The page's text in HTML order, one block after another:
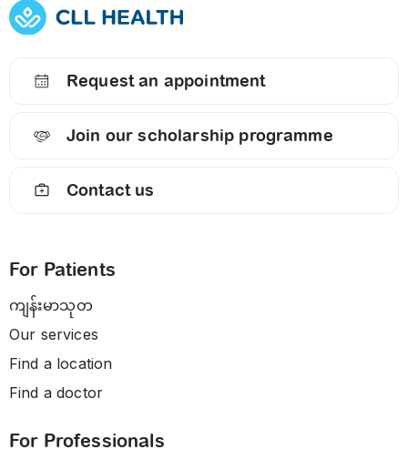
Request an appointment
Join our scholarship programme
Contact us
For Patients
ကျန်းမာသုတ
Our services
Find a location
Find a doctor
For Professionals